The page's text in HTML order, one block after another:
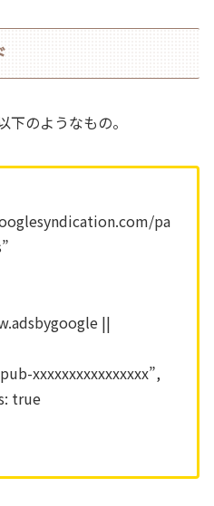
のようなもの。
pa
||
xxxxxxxxxxxxxxxx”,
true